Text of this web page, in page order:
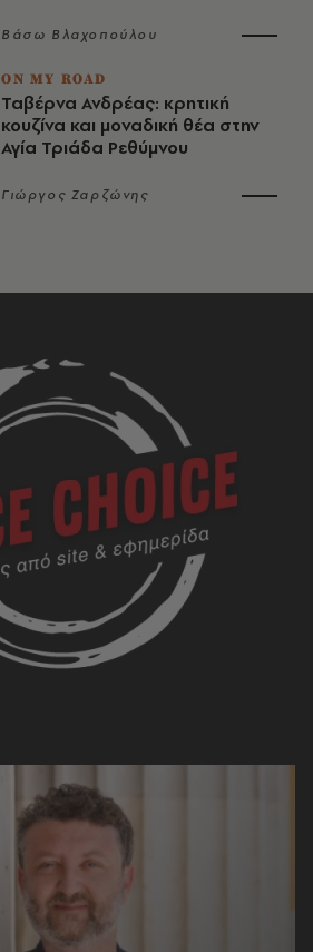
Βάσω Βλαχοπούλου
ON MY ROAD
Ταβέρνα Ανδρέας: κρητική
κουζίνα και μοναδική θέα στην
Αγία Τριάδα Ρεθύμνου
Γιώργος Ζαρζώνης